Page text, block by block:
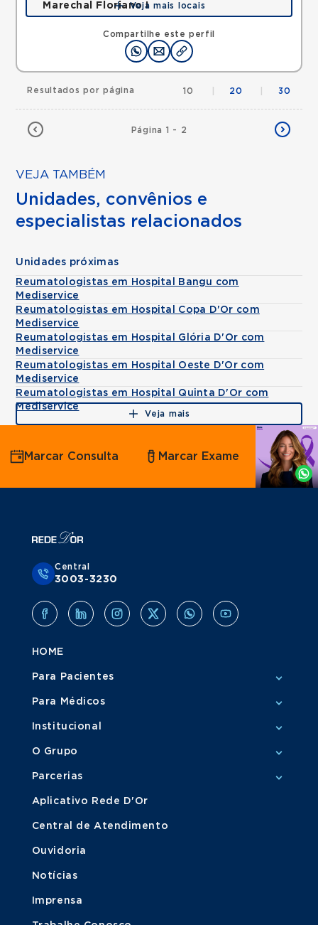
Compartilhe este perfil
Marechal Floriano I
Avenida Perimetral Marechal Floriano, Jardim Vinte
e Cinco de Agosto, Duque de Caxias, RJ,
25075025 •Mapa
Veja mais locais
Página 1 - 2
Resultados por página 10 20 30
VEJA TAMBÉM
Unidades, convênios e
especialistas relacionados
Unidades próximas
Reumatologistas em Hospital Bangu com
Mediservice
Reumatologistas em Hospital Copa D'Or com
Mediservice
Reumatologistas em Hospital Glória D'Or com
Mediservice
Reumatologistas em Hospital Oeste D'Or com
Mediservice
Reumatologistas em Hospital Quinta D'Or com
Mediservice
Veja mais
Agende
por
Whatsapp
Marcar Consulta Marcar Exame
Central
3003-3230
HOME
Para Pacientes
Para Médicos
Institucional
O Grupo
Parcerias
Aplicativo Rede D'Or
Central de Atendimento
Ouvidoria
Notícias
Imprensa